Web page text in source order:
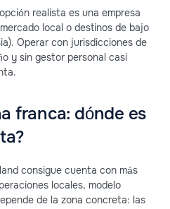
realista es una empresa
local o destinos de bajo
Operar con jurisdicciones de
y sin gestor personal casi
franca: dónde es
consigue cuenta con más
locales, modelo
de la zona concreta: las